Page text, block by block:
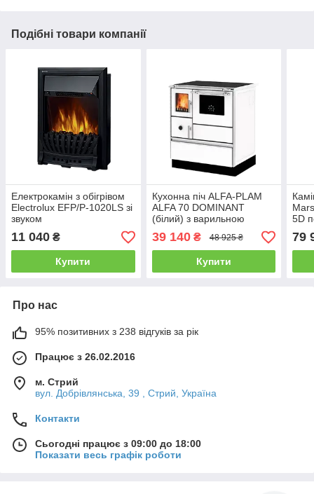
Подібні товари компанії
Електрокамін з обігрівом
Electrolux EFP/P-1020LS зі
звуком
11 040 ₴
Купити
Кухонна піч ALFA-PLAM
ALFA 70 DOMINANT
(білий) з варильною
опалювально-варильна
39 140₴ 48 925 ₴
Купити
5D
79
Про нас
95% позитивних з 238 відгуків за рік
Працює з 26.02.2016
м. Стрий
вул. Добрівлянська, 39 , Стрий, Україна
Контакти
Сьогодні працює з 09:00 до 18:00
Показати весь графік роботи